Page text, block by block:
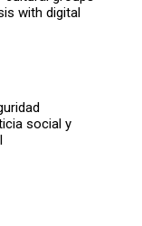
with digital
social y